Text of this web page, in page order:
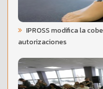
IPROSS modifica la
autorizaciones